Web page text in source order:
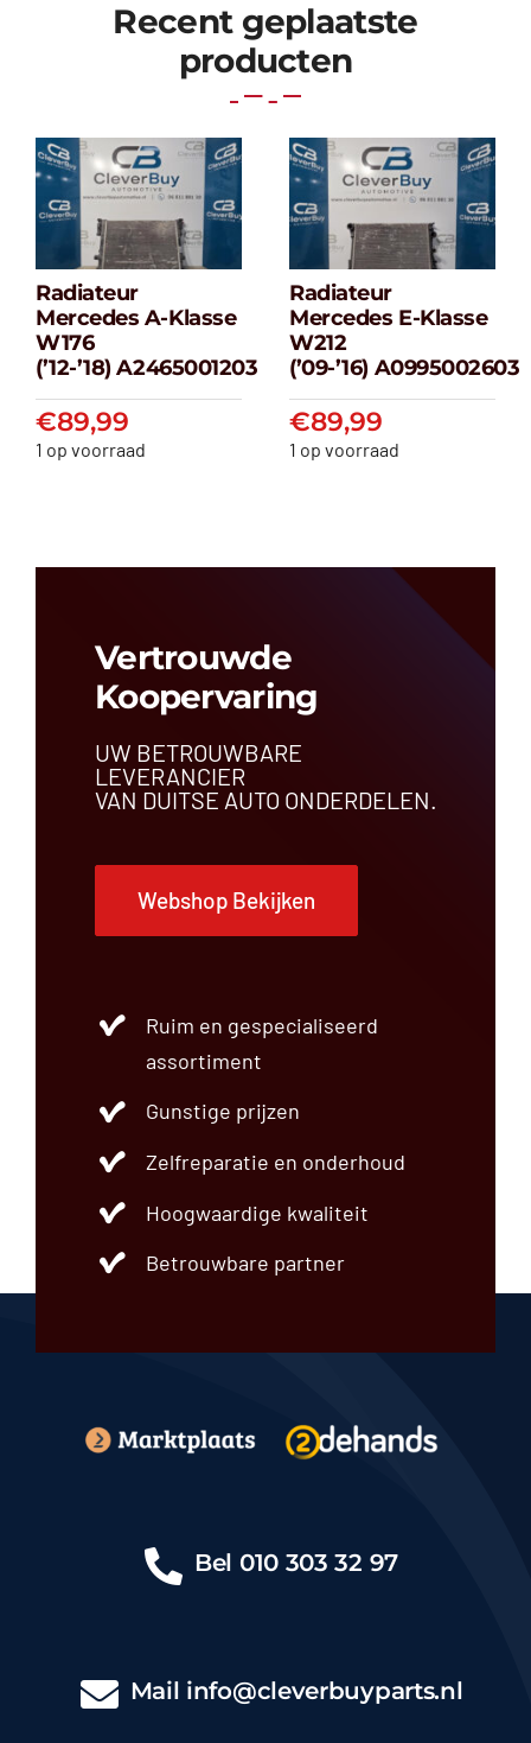
Recent geplaatste
producten
Radiateur
Mercedes A-
klasse W176
(’12-’18) A2465001203
€89,99
Radiateur
Mercedes A-Klasse
W176
(’12-’18) A2465001203
€89,99
1 op voorraad
Radiateur
Mercedes E-
klasse W212
(’09-’16)
€89,99
Radiateur
Mercedes E-Klasse
W212
(’09-’16) A0995002603
€89,99
1 op voorraad
Vertrouwde
Koopervaring
UW BETROUWBARE
LEVERANCIER
VAN DUITSE AUTO ONDERDELEN.
Webshop Bekijken
Ruim en gespecialiseerd
assortiment
Gunstige prijzen
Zelfreparatie en onderhoud
Hoogwaardige kwaliteit
Betrouwbare partner
Bel 010 303 32 97
Mail info@cleverbuyparts.nl